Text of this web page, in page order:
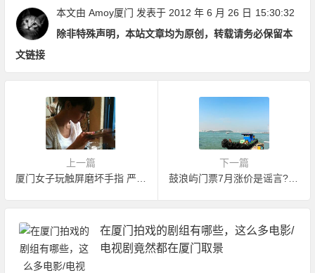
本文由 Amoy厦门 发表于 2012 年 6 月 26 日 15:30:32
除非特殊声明，本站文章均为原创，转载请务必保留本
文链接
上一篇
下一篇
鼓浪屿门票7月涨价是谣言?一票制推迟
在厦门拍戏的剧组有哪些，这么多电影/
电视剧竟然都在厦门取景